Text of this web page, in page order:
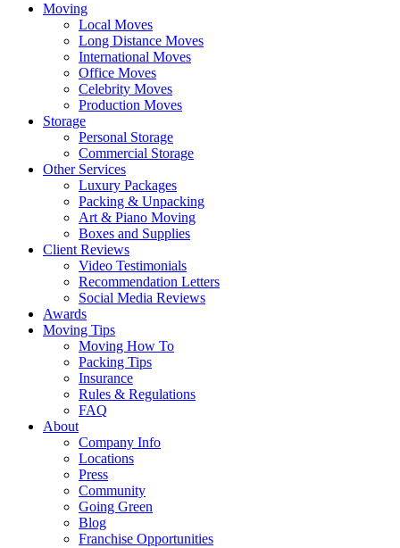
Moving
Local Moves
Long Distance Moves
International Moves
Office Moves
Celebrity Moves
Production Moves
Storage
Personal Storage
Commercial Storage
Other Services
Luxury Packages
Packing & Unpacking
Art & Piano Moving
Boxes and Supplies
Client Reviews
Video Testimonials
Recommendation Letters
Social Media Reviews
Awards
Moving Tips
Moving How To
Packing Tips
Insurance
Rules & Regulations
FAQ
About
Company Info
Locations
Press
Community
Going Green
Blog
Franchise Opportunities